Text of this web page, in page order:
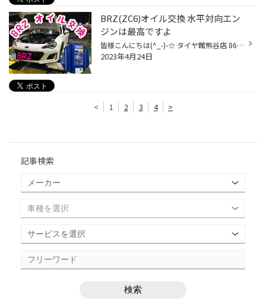
BRZ(ZC6)オイル交換 水平対向エン
ジンは最高ですよ
皆様こんにちは(^_-)-☆ タイヤ館熊谷店 86好き１級整備士のゆうちゃんです(笑) 当店にご来店の際にはお気軽に「ゆうちゃん」いますか？とお声がけください（笑） タイヤについてはまだまだ勉強中ですが車についてはある程度解ります。 BRZの由来は Boxer Engine 水平対向エンジン Rear wheel drive ...
2023年4月24日
< 1 2 3 4 >
記事検索